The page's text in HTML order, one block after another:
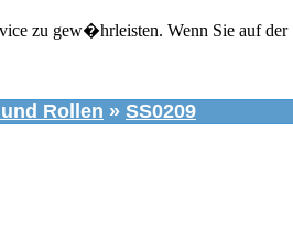
zu gew�hrleisten. Wenn Sie auf der
Rollen » SS0209